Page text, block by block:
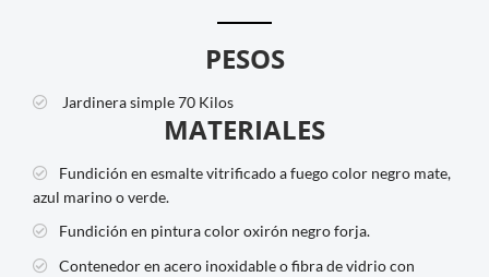
PESOS
Jardinera simple70 Kilos
MATERIALES
Fundición en esmalte vitrificado a fuego color negro mate,
azul marino o verde.
Fundición en pintura color oxirón negro forja.
Contenedor en acero inoxidable o fibra de vidrio con